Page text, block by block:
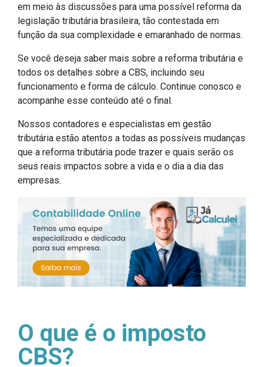
em meio às discussões para uma possível reforma da
legislação tributária brasileira, tão contestada em
função da sua complexidade e emaranhado de normas.
Se você deseja saber mais sobre a reforma tributária e
todos os detalhes sobre a CBS, incluindo seu
funcionamento e forma de cálculo. Continue conosco e
acompanhe esse conteúdo até o final.
Nossos contadores e especialistas em gestão
tributária estão atentos a todas as possíveis mudanças
que a reforma tributária pode trazer e quais serão os
seus reais impactos sobre a vida e o dia a dia das
empresas.
O que é o imposto
CBS?